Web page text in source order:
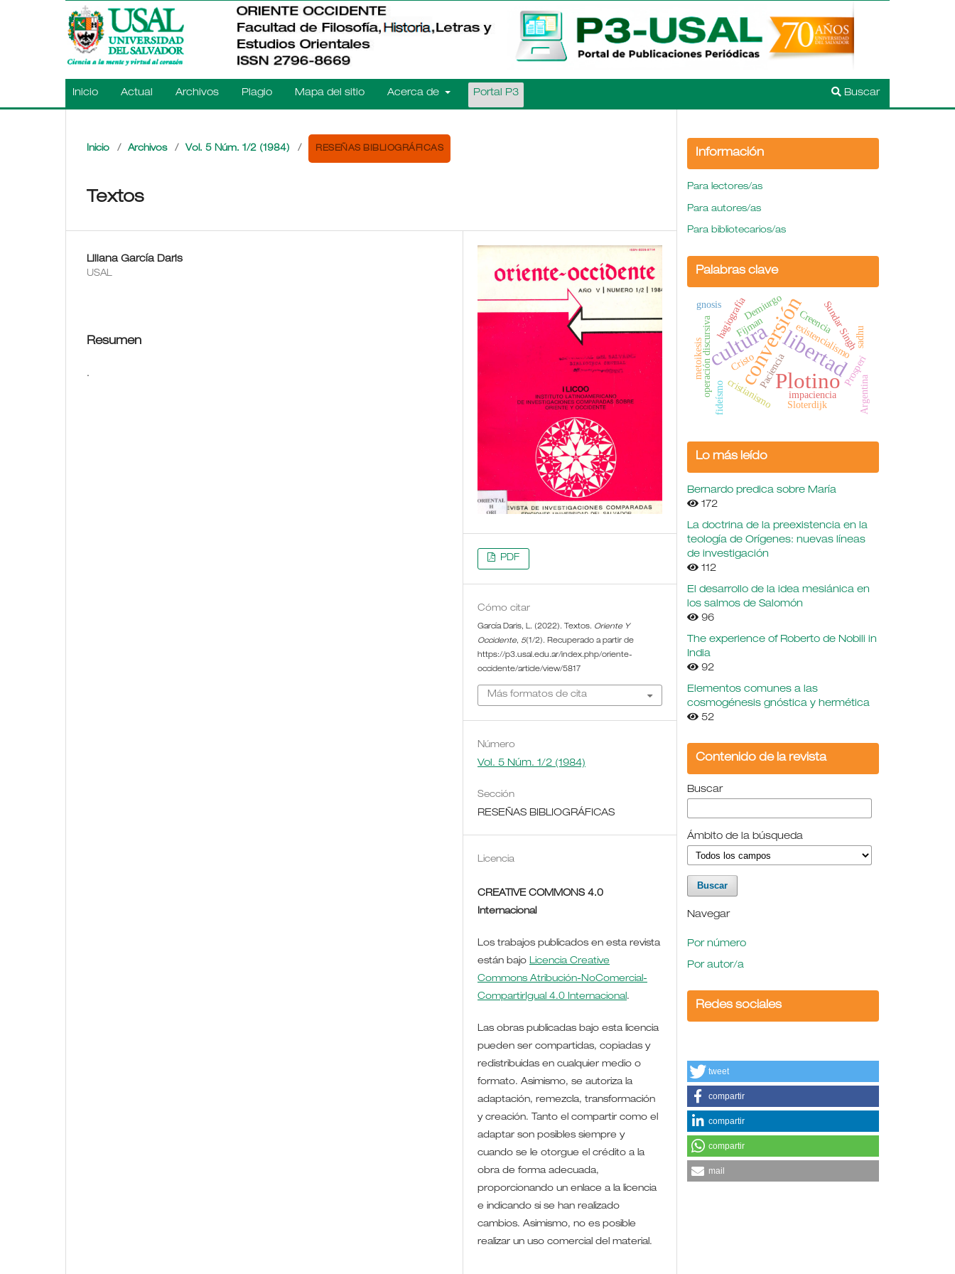
Inicio Actual Archivos Plagio Mapa del sitio Acerca de Portal P3 Buscar
Inicio / Archivos / Vol. 5 Núm. 1/2 (1984) / RESEÑAS BIBLIOGRÁFICAS
Textos
Liliana García Daris
USAL
Resumen
.
PDF
Cómo citar
García Daris, L. (2022). Textos. Oriente Y
Occidente, 5(1/2). Recuperado a partir de
https://p3.usal.edu.ar/index.php/oriente-
occidente/article/view/5817
Más formatos de cita
Número
Vol. 5 Núm. 1/2 (1984)
Sección
RESEÑAS BIBLIOGRÁFICAS
Licencia
CREATIVE COMMONS 4.0
Internacional
Los trabajos publicados en esta revista
están bajoLicencia Creative
Commons Atribución-NoComercial-
CompartirIgual 4.0 Internacional.
Las obras publicadas bajo esta licencia
pueden ser compartidas, copiadas y
redistribuidas en cualquier medio o
formato. Asimismo, se autoriza la
adaptación, remezcla, transformación
y creación. Tanto el compartir como el
adaptar son posibles siempre y
cuando se le otorgue el crédito a la
obra de forma adecuada,
proporcionando un enlace a la licencia
e indicando si se han realizado
cambios. Asimismo, no es posible
realizar un uso comercial del material.
Información
Para lectores/as
Para autores/as
Para bibliotecarios/as
Palabras clave
libertad
conversiónPlotino
cultura existencialismo
Sundar Singh
Prosperi
cristianismo
hagiografía sadhu
operación discursiva
metoikesis Paciencia
impaciencia
Sloterdijk
Fijman
Cristo
fideísmo
Creencia
Demiurgo
gnosis
Argentina
Lo más leído
Bernardo predica sobre María
172
La doctrina de la preexistencia en la
teología de Orígenes: nuevas líneas
de investigación
112
El desarrollo de la idea mesiánica en
los salmos de Salomón
96
The experience of Roberto de Nobili in
India
92
Elementos comunes a las
cosmogénesis gnóstica y hermética
52
Contenido de la revista
Buscar
Ámbito de la búsqueda
Navegar
Por número
Por autor/a
Redes sociales
tweet
compartir
compartir
compartir
mail